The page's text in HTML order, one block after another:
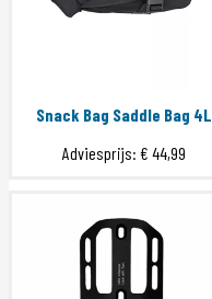
Snack Bag Saddle Bag 4L
Adviesprijs: € 44,99